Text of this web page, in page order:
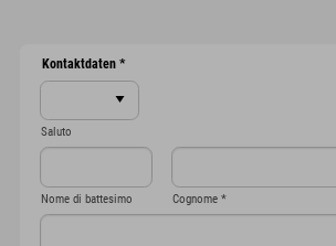
Kontaktdaten *
Saluto
Nome di battesimo Cognome *